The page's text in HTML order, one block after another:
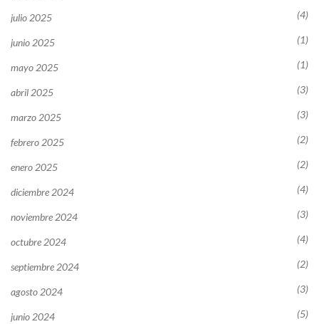
julio 2025 (4)
junio 2025 (1)
mayo 2025 (1)
abril 2025 (3)
marzo 2025 (3)
febrero 2025 (2)
enero 2025 (2)
diciembre 2024 (4)
noviembre 2024 (3)
octubre 2024 (4)
septiembre 2024 (2)
agosto 2024 (3)
junio 2024 (5)